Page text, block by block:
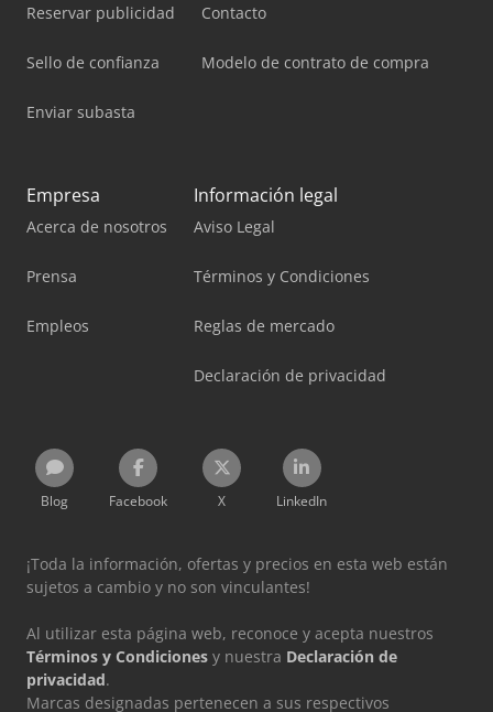
Reservar publicidad
Sello de confianza
Enviar subasta
Contacto
Modelo de contrato de compra
Empresa
Acerca de nosotros
Prensa
Empleos
Información legal
Aviso Legal
Términos y Condiciones
Reglas de mercado
Declaración de privacidad
Blog Facebook X LinkedIn
¡Toda la información, ofertas y precios en esta web están
sujetos a cambio y no son vinculantes!
Al utilizar esta página web, reconoce y acepta nuestros
Términos y Condiciones y nuestra Declaración de
privacidad.
Marcas designadas pertenecen a sus respectivos